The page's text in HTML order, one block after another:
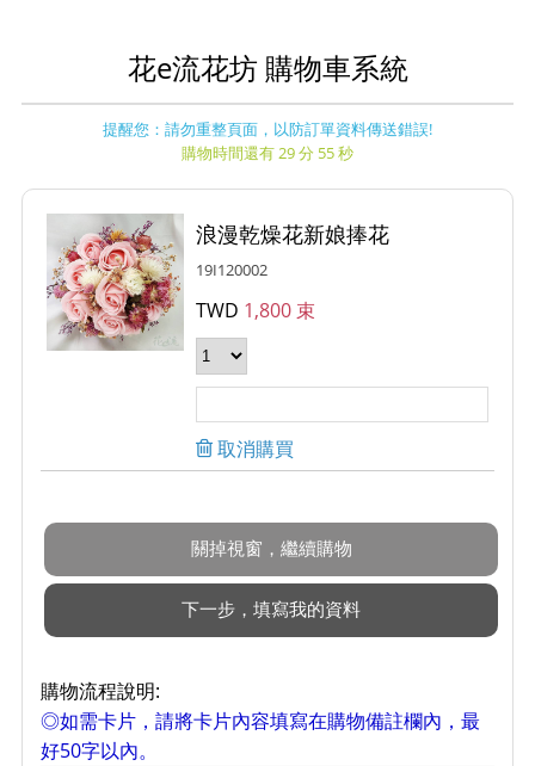
花e流花坊 購物車系統
提醒您：請勿重整頁面，以防訂單資料傳送錯誤!
購物時間還有 29 分 54 秒
浪漫乾燥花新娘捧花
19I120002
TWD 1,800 束
取消購買
購物流程說明:
◎如需卡片，請將卡片內容填寫在購物備註欄內，最
好50字以內。